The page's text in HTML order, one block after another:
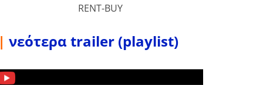
RENT-BUY
| νεότερα trailer (playlist)